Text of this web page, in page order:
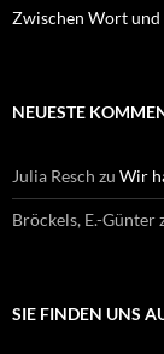
Zwischen Wort
NEUESTE
Julia Resch zu Wir
Bröckels, E.-Günter
SIE FINDEN UNS